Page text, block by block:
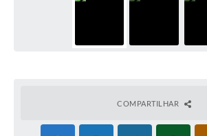
COMPARTILHAR